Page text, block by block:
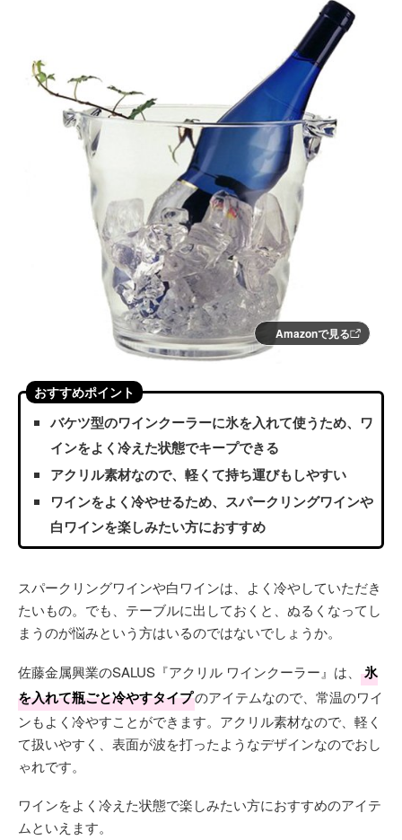
Amazonで見る
おすすめポイント
バケツ型のワインクーラーに氷を入れて使うため、ワ
インをよく冷えた状態でキープできる
アクリル素材なので、軽くて持ち運びもしやすい
ワインをよく冷やせるため、スパークリングワインや
白ワインを楽しみたい方におすすめ
スパークリングワインや白ワインは、よく冷やしていただき
たいもの。でも、テーブルに出しておくと、ぬるくなってし
まうのが悩みという方はいるのではないでしょうか。
佐藤金属興業のSALUS『アクリル ワインクーラー』は、
氷
を入れて瓶ごと冷やすタイプのアイテムなので、常温のワイ
ンもよく冷やすことができます。アクリル素材なので、軽く
て扱いやすく、表面が波を打ったようなデザインなのでおし
ゃれです。
ワインをよく冷えた状態で楽しみたい方におすすめのアイテ
ムといえます。